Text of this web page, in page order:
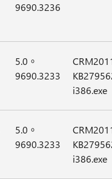
9690.3236
5.0。
9690.3233
i386.exe
5.0。
9690.3233
i386.exe